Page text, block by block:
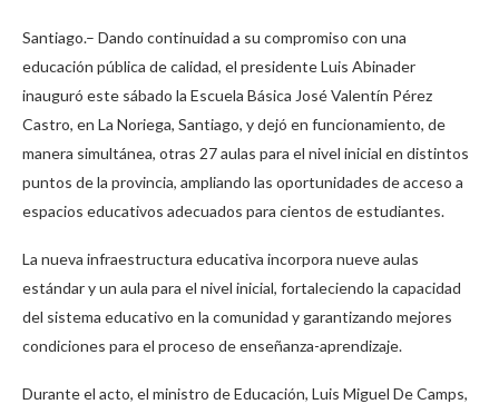
Santiago.– Dando continuidad a su compromiso con una
educación pública de calidad, el presidente Luis Abinader
inauguró este sábado la Escuela Básica José Valentín Pérez
Castro, en La Noriega, Santiago, y dejó en funcionamiento, de
manera simultánea, otras 27 aulas para el nivel inicial en distintos
puntos de la provincia, ampliando las oportunidades de acceso a
espacios educativos adecuados para cientos de estudiantes.
La nueva infraestructura educativa incorpora nueve aulas
estándar y un aula para el nivel inicial, fortaleciendo la capacidad
del sistema educativo en la comunidad y garantizando mejores
condiciones para el proceso de enseñanza-aprendizaje.
Durante el acto, el ministro de Educación, Luis Miguel De Camps,